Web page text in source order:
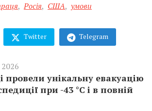
, Росія, США, умови
Twitter Telegram
провели унікальну евакуацію
при -43 °C і в повній